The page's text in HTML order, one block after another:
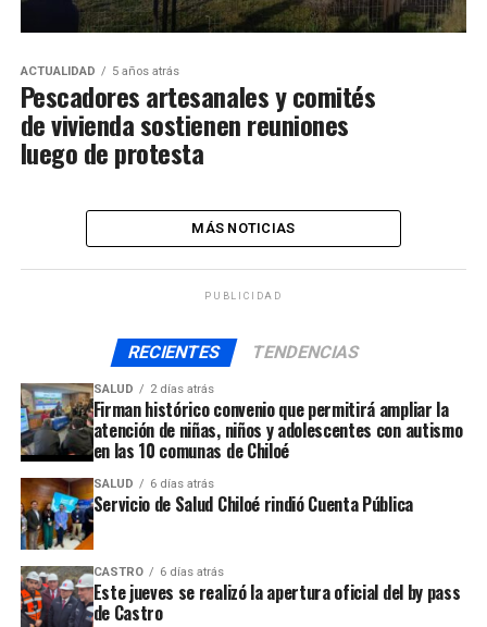
ACTUALIDAD 5 años atrás
Pescadores artesanales y comités
de vivienda sostienen reuniones
luego de protesta
MÁS NOTICIAS
PUBLICIDAD
RECIENTES TENDENCIAS
SALUD 2 días atrás
Firman histórico convenio que permitirá ampliar la
atención de niñas, niños y adolescentes con autismo
en las 10 comunas de Chiloé
SALUD 6 días atrás
Servicio de Salud Chiloé rindió Cuenta Pública
CASTRO 6 días atrás
Este jueves se realizó la apertura oficial del by pass
de Castro